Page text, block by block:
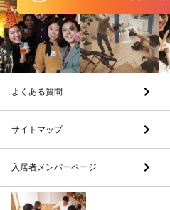
よくある質問
サイトマップ
入居者メンバーページ